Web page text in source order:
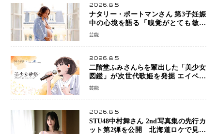
2026.8.5
ナタリー・ポートマンさん 第3子妊娠
中の心境を語る「嗅覚がとても敏感
に」マタニティフォトも公開
芸能
2026.8.5
二階堂ふみさんらを輩出した「美少女
図鑑」が次世代歌姫を発掘 エイベッ
クスと「美少女歌祭2026」開催決定
芸能
2026.8.5
STU48中村舞さん 2nd写真集の先行カ
ット第2弾を公開 北海道ロケで見せ